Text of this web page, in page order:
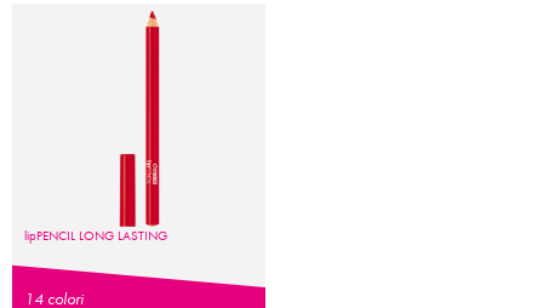
lipPENCIL LONG LASTING
14 colori